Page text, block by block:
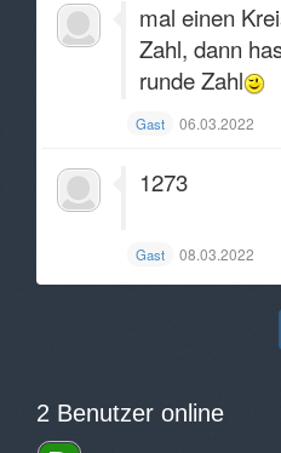
mal einen
Zahl, dann
runde Zahl
Gast 06.03.2022
1273
Gast 08.03.2022
2 Benutzer online